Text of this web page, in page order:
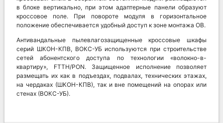
в блоке вертикально, при этом адаптерные панели образуют
кроссовое поле. При повороте модуля в горизонтальное
положение обеспечивается удобный доступ к зоне монтажа ОВ.
Антивандальные пылевлагозащищенные кроссовые шкафы
серий ШКОН-КПВ, ВОКС-УБ используются при строительстве
сетей абонентского доступа по технологии «волокно-в-
квартиру», FTTH/PON. Защищенное исполнение позволяет
размещать их как в подъездах, подвалах, технических этажах,
на чердаках (ШКОН-КПВ), так и вне помещений на опорах или
стенах (ВОКС-УБ).